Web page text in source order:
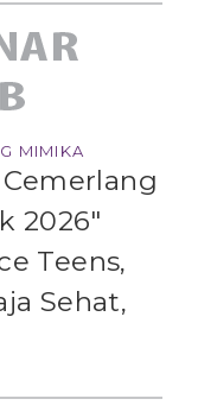
MIMIKA
2026"
Teens,
Sehat,